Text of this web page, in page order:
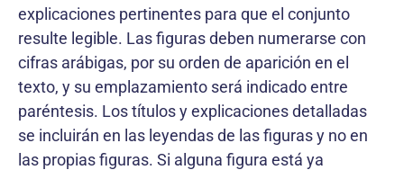
explicaciones pertinentes para que el conjunto
resulte legible. Las figuras deben numerarse con
cifras arábigas, por su orden de aparición en el
texto, y su emplazamiento será indicado entre
paréntesis. Los títulos y explicaciones detalladas
se incluirán en las leyendas de las figuras y no en
las propias figuras. Si alguna figura está ya